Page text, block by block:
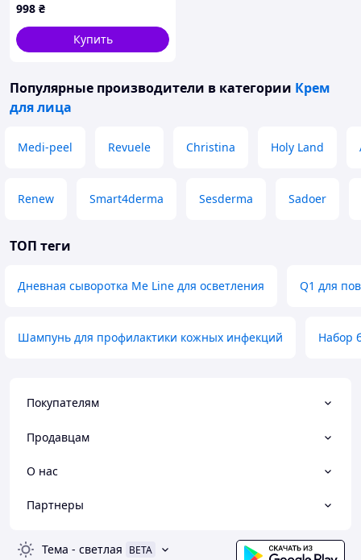
998 ₴
Купить
Популярные производители в категории Крем
для лица
Medi-peel Revuele Christina Holy Land
Renew Smart4derma Sesderma Sadoer
ТОП теги
Дневная сыворотка Me Line для осветления Q1 для
Шампунь для профилактики кожных инфекций Набор
Покупателям
Продавцам
О нас
Партнеры
Тема - светлая BETA